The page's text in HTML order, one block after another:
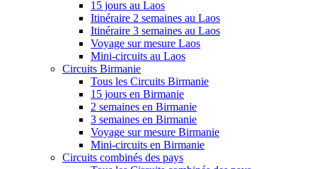
15 jours au Laos
Itinéraire 2 semaines au Laos
Itinéraire 3 semaines au Laos
Voyage sur mesure Laos
Mini-circuits au Laos
Circuits Birmanie
Tous les Circuits Birmanie
15 jours en Birmanie
2 semaines en Birmanie
3 semaines en Birmanie
Voyage sur mesure Birmanie
Mini-circuits en Birmanie
Circuits combinés des pays